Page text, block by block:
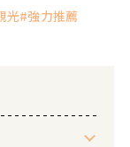
光 強力推薦